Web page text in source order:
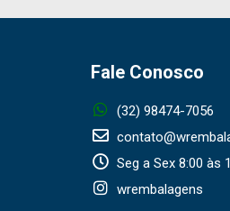
Fale Conosco
(32) 98474-7056
Seg a Sex 8:00 às
wrembalagens